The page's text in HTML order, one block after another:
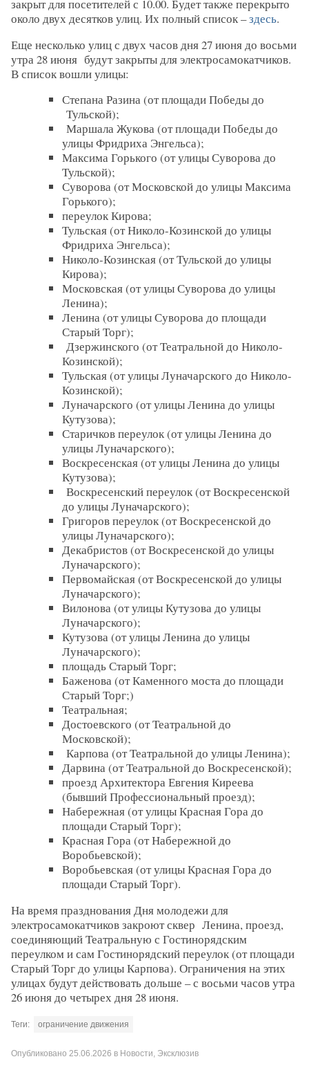
закрыт для посетителей с 10.00. Будет также перекрыто
около двух десятков улиц. Их полный список –здесь.
Еще несколько улиц с двух часов дня 27 июня до восьми
утра 28 июня будут закрыты для электросамокатчиков.
В список вошли улицы:
Степана Разина (от площади Победы до
Тульской);
Маршала Жукова (от площади Победы до
улицы Фридриха Энгельса);
Максима Горького (от улицы Суворова до
Тульской);
Суворова (от Московской до улицы Максима
Горького);
переулок Кирова;
Тульская (от Николо-Козинской до улицы
Фридриха Энгельса);
Николо-Козинская (от Тульской до улицы
Кирова);
Московская (от улицы Суворова до улицы
Ленина);
Ленина (от улицы Суворова до площади
Старый Торг);
Дзержинского (от Театральной до Николо-
Козинской);
Тульская (от улицы Луначарского до Николо-
Козинской);
Луначарского (от улицы Ленина до улицы
Кутузова);
Старичков переулок (от улицы Ленина до
улицы Луначарского);
Воскресенская (от улицы Ленина до улицы
Кутузова);
Воскресенский переулок (от Воскресенской
до улицы Луначарского);
Григоров переулок (от Воскресенской до
улицы Луначарского);
Декабристов (от Воскресенской до улицы
Луначарского);
Первомайская (от Воскресенской до улицы
Луначарского);
Вилонова (от улицы Кутузова до улицы
Луначарского);
Кутузова (от улицы Ленина до улицы
Луначарского);
площадь Старый Торг;
Баженова (от Каменного моста до площади
Старый Торг;)
Театральная;
Достоевского (от Театральной до
Московской);
Карпова (от Театральной до улицы Ленина);
Дарвина (от Театральной до Воскресенской);
проезд Архитектора Евгения Киреева
(бывший Профессиональный проезд);
Набережная (от улицы Красная Гора до
площади Старый Торг);
Красная Гора (от Набережной до
Воробьевской);
Воробьевская (от улицы Красная Гора до
площади Старый Торг).
На время празднования Дня молодежи для
электросамокатчиков закроют сквер Ленина, проезд,
соединяющий Театральную с Гостинорядским
переулком и сам Гостинорядский переулок (от площади
Старый Торг до улицы Карпова). Ограничения на этих
улицах будут действовать дольше – с восьми часов утра
26 июня до четырех дня 28 июня.
Теги: ограничение движения
Опубликовано 25.06.2026 в Новости, Эксклюзив